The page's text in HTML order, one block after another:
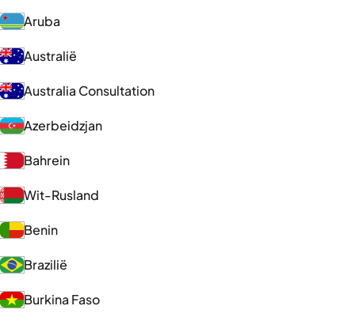
Aruba
Australië
Australia Consultation
Azerbeidzjan
Bahrein
Wit-Rusland
Benin
Brazilië
Burkina Faso